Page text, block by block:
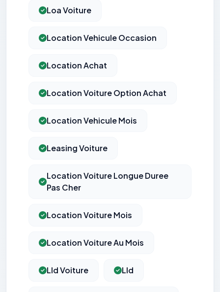
Loa Voiture
Location Vehicule Occasion
Location Achat
Location Voiture Option Achat
Location Vehicule Mois
Leasing Voiture
Location Voiture Longue Duree
Pas Cher
Location Voiture Mois
Location Voiture Au Mois
Lld Voiture Lld